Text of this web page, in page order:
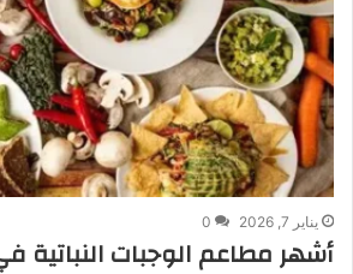
يناير 7, 2026 0
أشهر مطاعم الوجبات النباتية